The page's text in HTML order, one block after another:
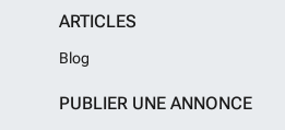
ARTICLES
Blog
PUBLIER UNE ANNONCE